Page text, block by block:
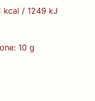
kcal / 1249 kJ
10 g